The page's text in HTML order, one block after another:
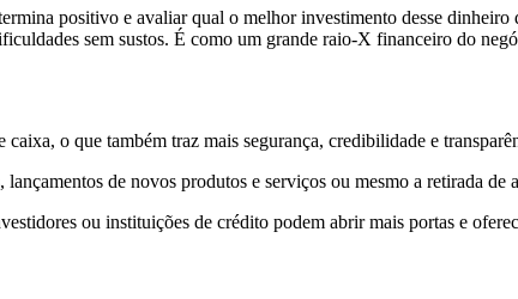
positivo e avaliar qual o melhor investimento desse
sem sustos. É como um grande raio-X financeiro do
o que também traz mais segurança, credibilidade e
de novos produtos e serviços ou mesmo a retirada de
ou instituições de crédito podem abrir mais portas e